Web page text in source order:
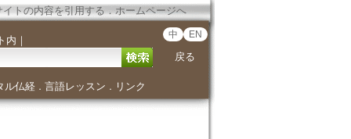
イトの内容を引用する．ホームページへ
内 ｜ 中 EN
戻る
ル仏経． 言語レッスン ． リンク